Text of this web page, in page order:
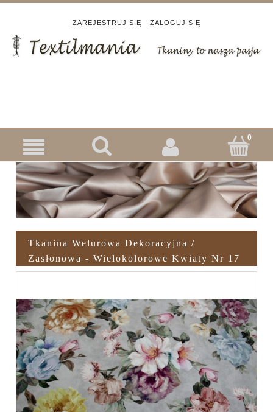
ZAREJESTRUJ SIĘ ZALOGUJ SIĘ
Tkanina Welurowa Dekoracyjna /
Zasłonowa - Wielokolorowe Kwiaty Nr 17